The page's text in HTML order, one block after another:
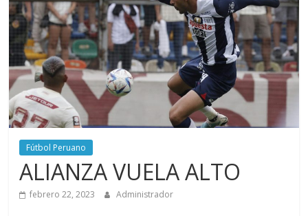
Fútbol Peruano
ALIANZA VUELA ALTO
febrero 22, 2023 Administrador